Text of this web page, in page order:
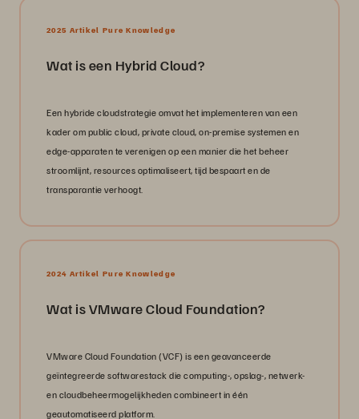
2025 Artikel Pure Knowledge
Wat is een Hybrid Cloud?
Een hybride cloudstrategie omvat het implementeren van een
kader om public cloud, private cloud, on-premise systemen en
edge-apparaten te verenigen op een manier die het beheer
stroomlijnt, resources optimaliseert, tijd bespaart en de
transparantie verhoogt.
2024 Artikel Pure Knowledge
Wat is VMware Cloud Foundation?
VMware Cloud Foundation (VCF) is een geavanceerde
geïntegreerde softwarestack die computing-, opslag-, netwerk-
en cloudbeheermogelijkheden combineert in één
geautomatiseerd platform.